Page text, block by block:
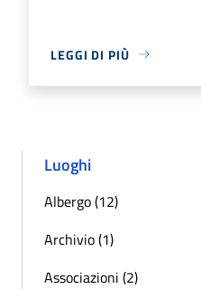
LEGGI DI PIÙ
Luoghi
Albergo (12)
Archivio (1)
Associazioni (2)